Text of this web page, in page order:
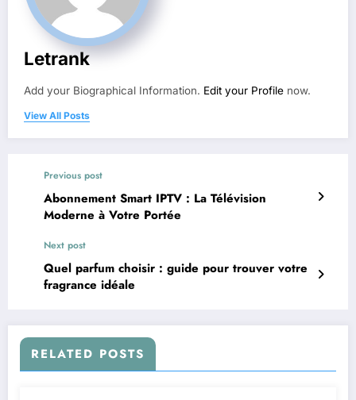
Letrank
Add your Biographical Information. Edit your Profile now.
View All Posts
Previous post
Abonnement Smart IPTV : La Télévision
Moderne à Votre Portée
Next post
Quel parfum choisir : guide pour trouver votre
fragrance idéale
RELATED POSTS